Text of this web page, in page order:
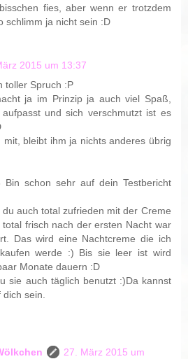
fies, aber wenn er trotzdem
schlimm ja nicht sein :D
2015 um 13:37
toller Spruch :P
ja im Prinzip ja auch viel Spaß,
und sich verschmutzt ist es
mit, bleibt ihm ja nichts anderes übrig
Bin schon sehr auf dein Testbericht
auch total zufrieden mit der Creme
total frisch nach der ersten Nacht war
Das wird eine Nachtcreme die ich
werde :) Bis sie leer ist wird
Monate dauern :D
sie auch täglich benutzt :)Da kannst
sein.
27. März 2015 um